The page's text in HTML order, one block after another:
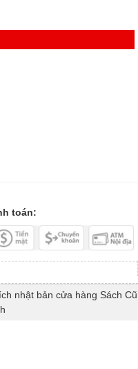
toán:
nhật bản cửa hàng Sách Cũ